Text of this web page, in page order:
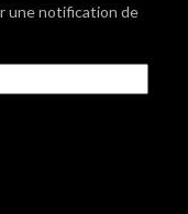
une notification de